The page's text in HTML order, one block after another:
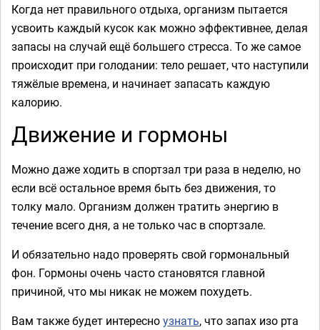
Когда нет правильного отдыха, организм пытается
усвоить каждый кусок как можно эффективнее, делая
запасы на случай ещё большего стресса. То же самое
происходит при голодании: тело решает, что наступили
тяжёлые времена, и начинает запасать каждую
калорию.
Движение и гормоны
Можно даже ходить в спортзал три раза в неделю, но
если всё остальное время быть без движения, то
толку мало. Организм должен тратить энергию в
течение всего дня, а не только час в спортзале.
И обязательно надо проверять свой гормональный
фон. Гормоны очень часто становятся главной
причиной, что мы никак не можем похудеть.
Вам также будет интересноузнать, что запах изо рта